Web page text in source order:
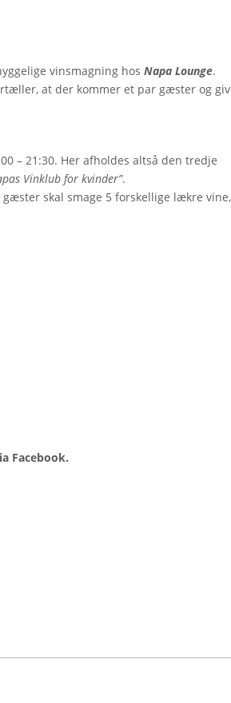
vinsmagning hos Napa Lounge.
at der kommer et par gæster og
– 21:30. Her afholdes altså den tredje
Vinklub for kvinder”.
skal smage 5 forskellige lækre vine,
Facebook.